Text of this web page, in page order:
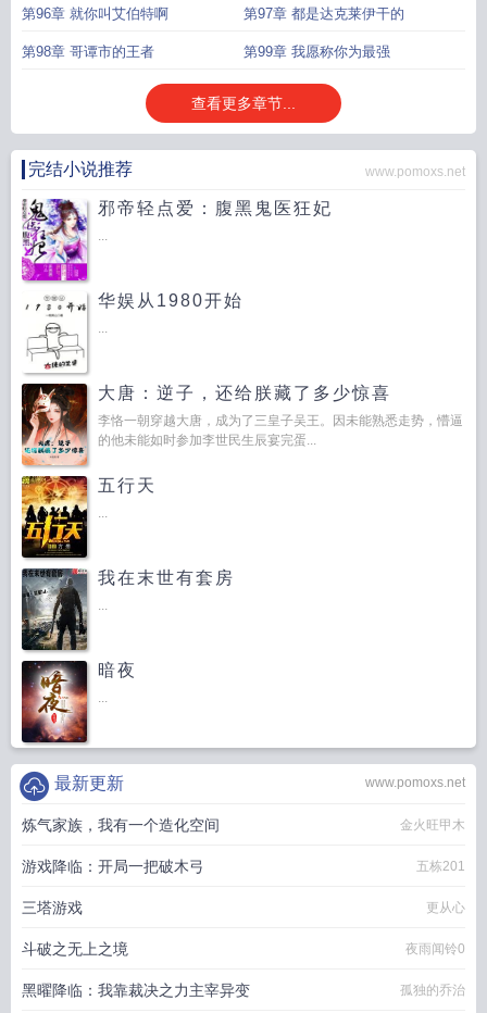
第96章 就你叫艾伯特啊 第97章 都是达克莱伊干的
第98章 哥谭市的王者 第99章 我愿称你为最强
查看更多章节...
完结小说推荐 www.pomoxs.net
邪帝轻点爱：腹黑鬼医狂妃
...
华娱从1980开始
...
大唐：逆子，还给朕藏了多少惊喜
李恪一朝穿越大唐，成为了三皇子吴王。因未能熟悉走势，懵逼
的他未能如时参加李世民生辰宴完蛋...
五行天
...
我在末世有套房
...
暗夜
...
www.pomoxs.net
最新更新
炼气家族，我有一个造化空间 金火旺甲木
游戏降临：开局一把破木弓 五栋201
三塔游戏 更从心
斗破之无上之境 夜雨闻铃0
黑曜降临：我靠裁决之力主宰异变 孤独的乔治